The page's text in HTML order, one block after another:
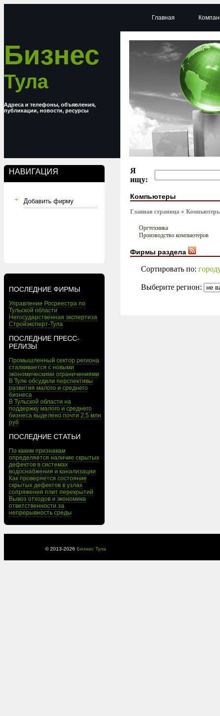
Бизнес
Тула
Адреса и телефоны, объявления,
публикации, новости, ресурсы
НАВИГАЦИЯ
Добавить фирму
ПОСЛЕДНИЕ ФИРМЫ
Управление Росреестра по
Тульской области
Негосударственная экспертиза
Стройэксперт-Тула
ПОСЛЕДНИЕ ПРЕСС-
РЕЛИЗЫ
Промышленный сектор региона
сталкивается с новыми
экономическими ограничениями
В Туле обсудили перспективы
развития малого и среднего
бизнеса
В Тульской области на
поддержку малого и среднего
бизнеса выделено почти 2,5 млн
руб
ПОСЛЕДНИЕ СТАТЬИ
По каким признакам
определяется наличие скрытых
дефектов в системах
водоснабжения и канализации
Как проверяется состояние
скрытых дефектов в узлах
сопряжения плит перекрытий
Вывоз отходов и экономика
ответственности за
непрерывность среды
Главная
Я
ищу:
Компьютеры
Главная страница
Оргтехника
Производство компьютеров
Фирмы раздела
Сортировать по:
Выберите регион:
© 2013-2026 Бизнес Тула